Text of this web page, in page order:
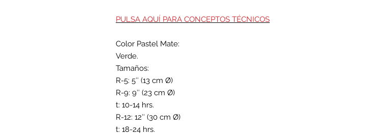
PULSA AQUÍ PARA CONCEPTOS TÉCNICOS
Color Pastel Mate:
Verde.
Tamaños:
R-5: 5″ (13 cm Ø)
R-9: 9″ (23 cm Ø)
t: 10-14 hrs.
R-12: 12″ (30 cm Ø)
t: 18-24 hrs.